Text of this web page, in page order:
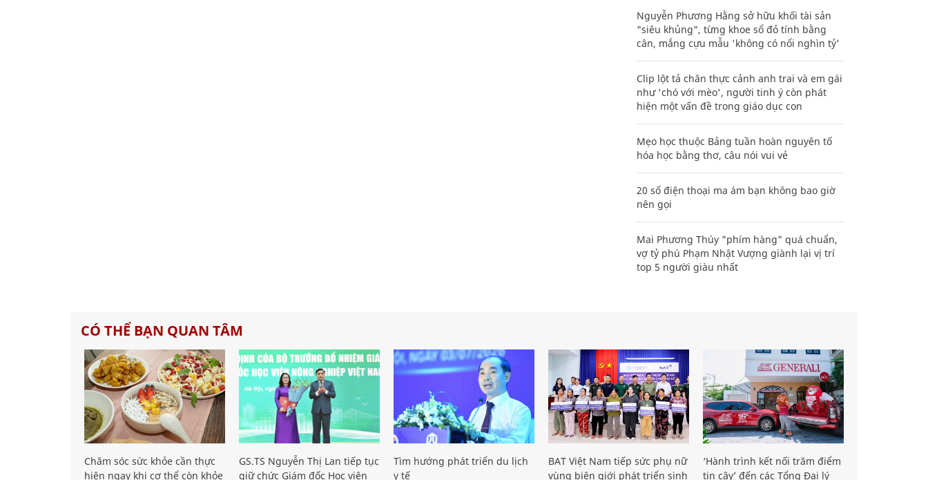
Nguyễn Phương Hằng sở hữu khối tài sản
"siêu khủng", từng khoe sổ đỏ tính bằng
cân, mắng cựu mẫu 'không có nổi nghìn tỷ'
Clip lột tả chân thực cảnh anh trai và em gái
như 'chó với mèo', người tinh ý còn phát
hiện một vấn đề trong giáo dục con
Mẹo học thuộc Bảng tuần hoàn nguyên tố
hóa học bằng thơ, câu nói vui vẻ
20 số điện thoại ma ám bạn không bao giờ
nên gọi
Mai Phương Thúy "phím hàng" quá chuẩn,
vợ tỷ phú Phạm Nhật Vượng giành lại vị trí
top 5 người giàu nhất
CÓ THỂ BẠN QUAN TÂM
Chăm sóc sức khỏe cần thực
hiện ngay khi cơ thể còn khỏe
GS.TS Nguyễn Thị Lan tiếp tục
giữ chức Giám đốc Học viện
Tìm hướng phát triển du lịch
y tế
BAT Việt Nam tiếp sức phụ nữ
vùng biên giới phát triển sinh
‘Hành trình kết nối trăm điểm
tin cậy’ đến các Tổng Đại lý